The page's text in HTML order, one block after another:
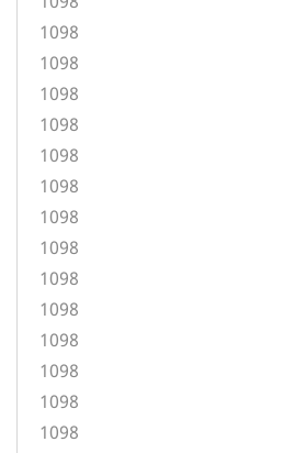
1098
1098
1098
1098
1098
1098
1098
1098
1098
1098
1098
1098
1098
1098